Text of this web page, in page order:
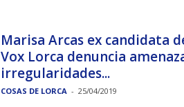
Marisa Arcas ex candidata
Vox Lorca denuncia
irregularidades...
COSAS DE LORCA - 25/04/2019